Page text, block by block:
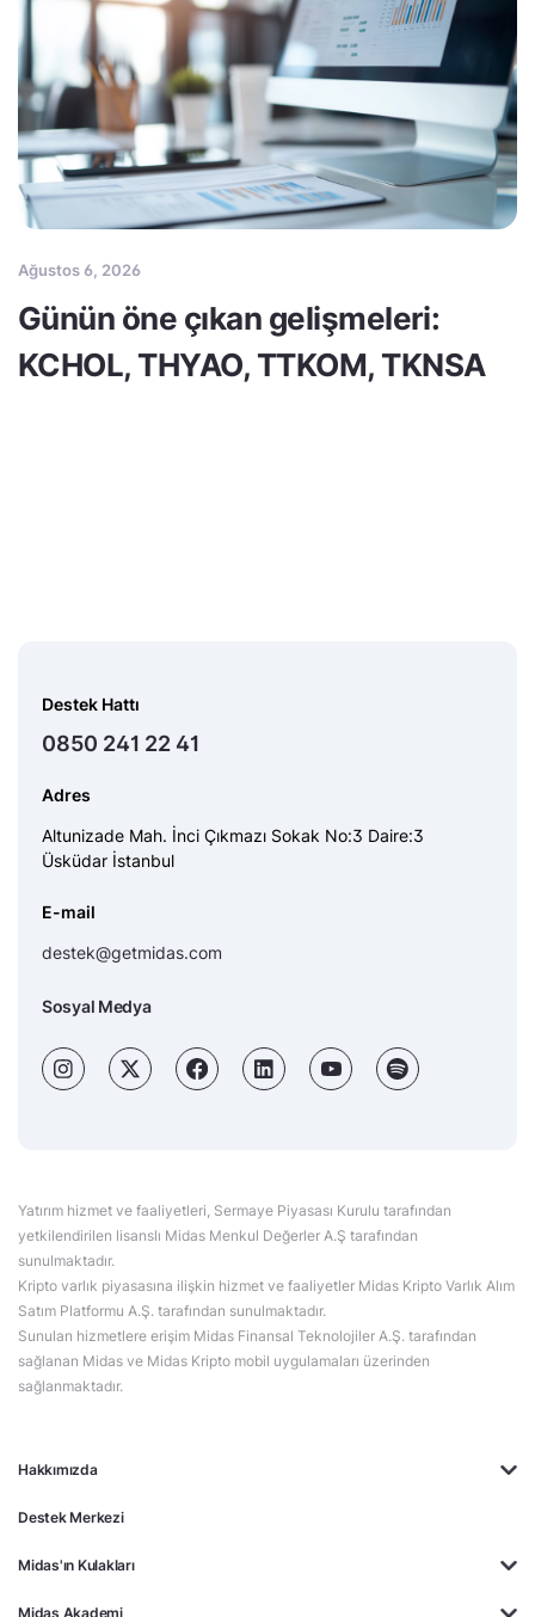
Ağustos 6, 2026
Günün öne çıkan gelişmeleri:
KCHOL, THYAO, TTKOM, TKNSA
Hakkımızda
Destek Merkezi
Midas'ın Kulakları
Midas Akademi
Destek Hattı
0850 241 22 41
Adres
Altunizade Mah. İnci Çıkmazı Sokak No:3 Daire:3
Üsküdar İstanbul
E-mail
destek@getmidas.com
Sosyal Medya
Yatırım hizmet ve faaliyetleri, Sermaye Piyasası Kurulu tarafından
yetkilendirilen lisanslı Midas Menkul Değerler A.Ş tarafından
sunulmaktadır.
Kripto varlık piyasasına ilişkin hizmet ve faaliyetler Midas Kripto Varlık Alım
Satım Platformu A.Ş. tarafından sunulmaktadır.
Sunulan hizmetlere erişim Midas Finansal Teknolojiler A.Ş. tarafından
sağlanan Midas ve Midas Kripto mobil uygulamaları üzerinden
sağlanmaktadır.